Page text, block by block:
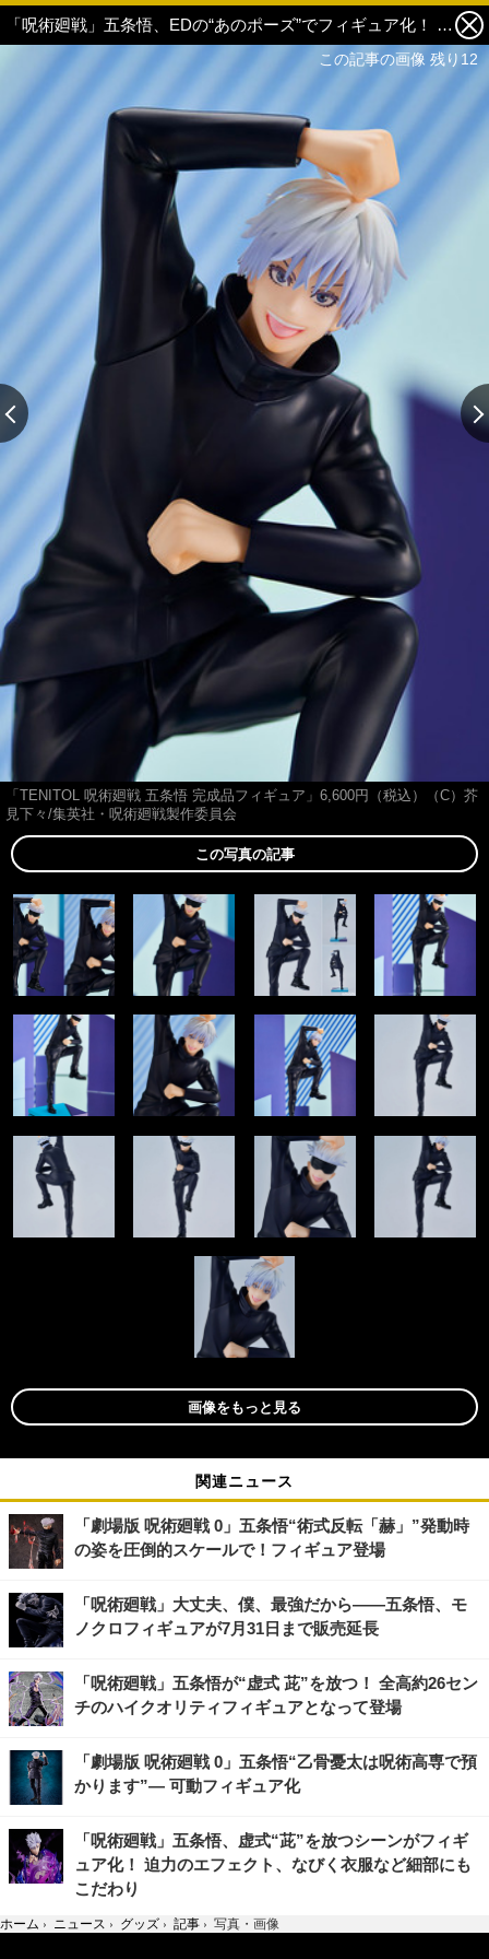
「呪術廻戦」五条悟、EDの“あのポーズ”でフィギュア化！ 美しい瞳の素顔も楽しめる♪ 6枚目の写真・画像
「TENITOL 呪術廻戦 五条悟 完成品フィギュア」6,600円（税込）（C）芥
見下々/集英社・呪術廻戦製作委員会
この写真の記事
画像をもっと見る
関連ニュース
「劇場版 呪術廻戦 0」五条悟“術式反転「赫」”発動時
の姿を圧倒的スケールで！フィギュア登場
「呪術廻戦」大丈夫、僕、最強だから――五条悟、モ
ノクロフィギュアが7月31日まで販売延長
「呪術廻戦」五条悟が“虚式 茈”を放つ！ 全高約26セン
チのハイクオリティフィギュアとなって登場
「劇場版 呪術廻戦 0」五条悟“乙骨憂太は呪術高専で預
かります”― 可動フィギュア化
「呪術廻戦」五条悟、虚式“茈”を放つシーンがフィギ
ュア化！ 迫力のエフェクト、なびく衣服など細部にも
こだわり
この記事の画像 残り12
ホーム › ニュース › グッズ › 記事 › 写真・画像